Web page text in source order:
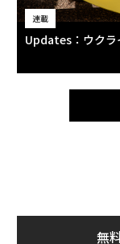
連載
Updates：ウクラ
無